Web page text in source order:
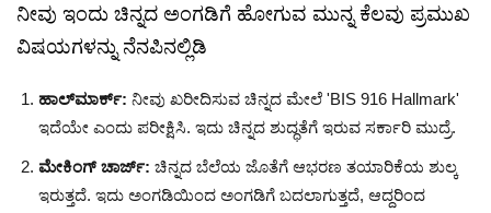
ನೀವು ಇಂದು ಚಿನ್ನದ ಅಂಗಡಿಗೆ ಹೋಗುವ ಮುನ್ನ ಕೆಲವು ಪ್ರಮುಖ
ವಿಷಯಗಳನ್ನು ನೆನಪಿನಲ್ಲಿಡಿ
ಹಾಲ್‌ಮಾರ್ಕ್: ನೀವು ಖರೀದಿಸುವ ಚಿನ್ನದ ಮೇಲೆ 'BIS 916 Hallmark'
ಇದೆಯೇ ಎಂದು ಪರೀಕ್ಷಿಸಿ. ಇದು ಚಿನ್ನದ ಶುದ್ಧತೆಗೆ ಇರುವ ಸರ್ಕಾರಿ ಮುದ್ರೆ.
ಮೇಕಿಂಗ್ ಚಾರ್ಜ್: ಚಿನ್ನದ ಬೆಲೆಯ ಜೊತೆಗೆ ಆಭರಣ ತಯಾರಿಕೆಯ ಶುಲ್ಕ
ಇರುತ್ತದೆ. ಇದು ಅಂಗಡಿಯಿಂದ ಅಂಗಡಿಗೆ ಬದಲಾಗುತ್ತದೆ, ಆದ್ದರಿಂದ